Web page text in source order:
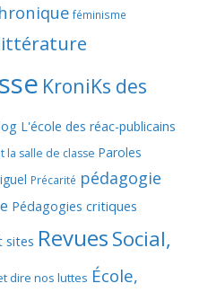
féminisme
KroniKs des
L'école des réac-publicains
la salle de classe Paroles
Précarité pédagogie
Pédagogies critiques
sites RevuesSocial,
dire nos luttes École,